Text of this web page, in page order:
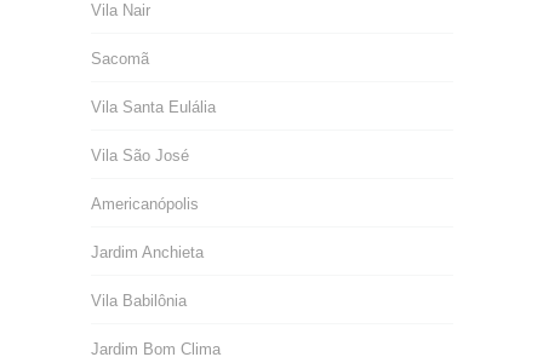
Vila Nair
Sacomã
Vila Santa Eulália
Vila São José
Americanópolis
Jardim Anchieta
Vila Babilônia
Jardim Bom Clima